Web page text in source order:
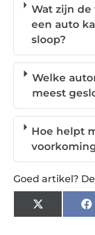
Wat zijn
een auto
sloop?
Welke
meest
Hoe helpt
Goed artikel?
X
(Twitter)